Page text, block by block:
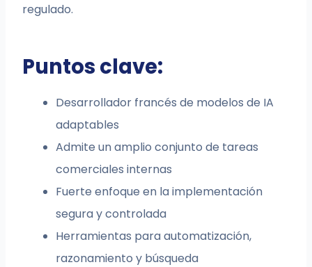
regulado.
Puntos clave:
Desarrollador francés de modelos de IA
adaptables
Admite un amplio conjunto de tareas
comerciales internas
Fuerte enfoque en la implementación
segura y controlada
Herramientas para automatización,
razonamiento y búsqueda